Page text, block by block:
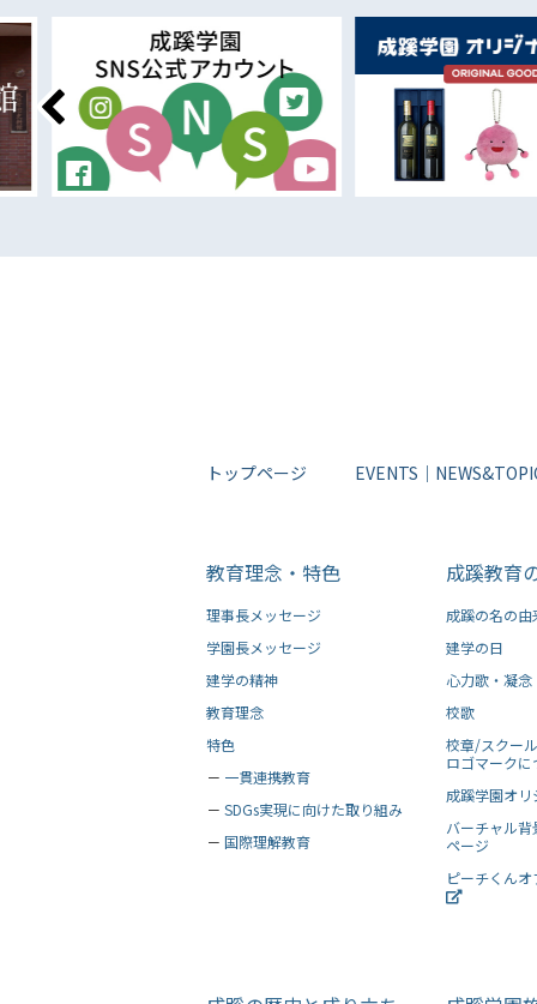
トップページ EVENTS ｜
教育理念・特色
理事長メッセージ
学園長メッセージ
建学の精神
教育理念
特色
－ 一貫連携教育
－ SDGs実現に向けた取り組み
－ 国際理解教育
成蹊教育
成蹊の名の由
建学の日
心力歌・凝念
校歌
校章/スクー
ロゴマークに
成蹊学園オ
バーチャル
ページ
ピーチくん